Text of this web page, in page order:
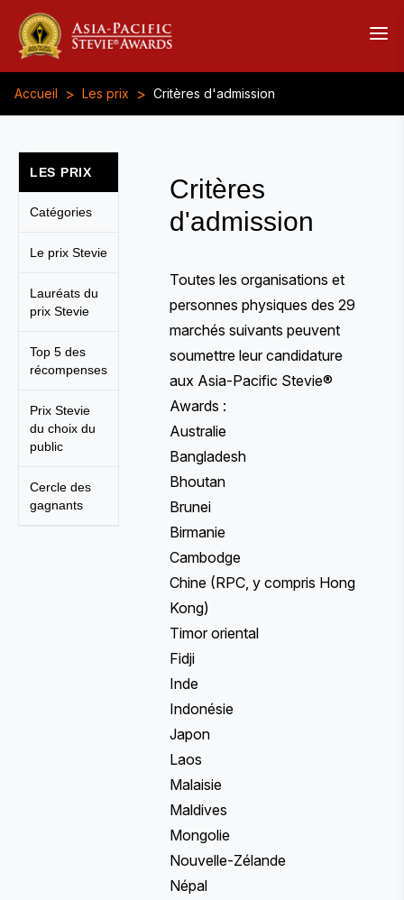
Accueil > Les prix > Critères d'admission
LES PRIX
Catégories
Le prix Stevie
Lauréats du
prix Stevie
Top 5 des
récompenses
Prix Stevie
du choix du
public
Cercle des
gagnants
Critères
d'admission
Toutes les organisations et
personnes physiques des 29
marchés suivants peuvent
soumettre leur candidature
aux Asia-Pacific Stevie®
Awards :
Australie
Bangladesh
Bhoutan
Brunei
Birmanie
Cambodge
Chine (RPC, y compris Hong
Kong)
Timor oriental
Fidji
Inde
Indonésie
Japon
Laos
Malaisie
Maldives
Mongolie
Nouvelle-Zélande
Népal